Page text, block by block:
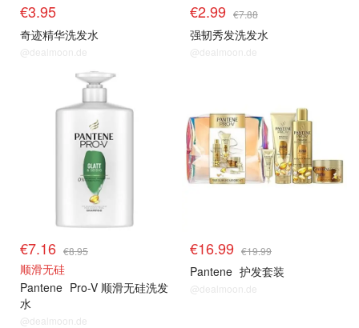
€3.95
奇迹精华洗发水
@dealmoon.de
€2.99 €7.88
强韧秀发洗发水
@dealmoon.de
€7.16 €8.95
顺滑无硅
Pantene Pro-V 顺滑无硅洗发
水
@dealmoon.de
€16.99 €19.99
Pantene 护发套装
@dealmoon.de